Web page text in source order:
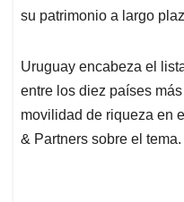
su patrimonio a largo
Uruguay encabeza el
entre los diez países
movilidad de riqueza en
& Partners sobre el tema.